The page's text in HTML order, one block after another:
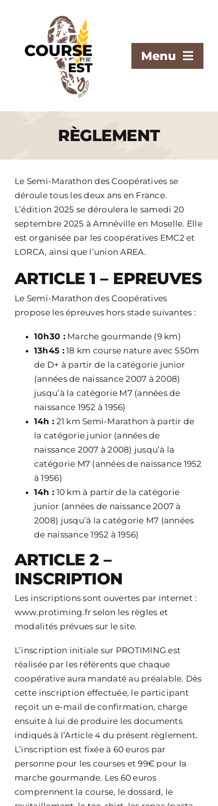
Menu
L’ÉVÈNEMENT
LES ÉPREUVES
INFOS PRATIQUES
INSCRIPTIONS
CONTACT
RÈGLEMENT
Le Semi-Marathon des Coopératives se
déroule tous les deux ans en France.
L’édition 2025 se déroulera le samedi 20
septembre 2025 à Amnéville en Moselle. Elle
est organisée par les coopératives EMC2 et
LORCA, ainsi que l’union AREA.
ARTICLE 1 – EPREUVES
Le Semi-Marathon des Coopératives
propose les épreuves hors stade suivantes :
10h30 :Marche gourmande (9 km)
13h45 :18 km course nature avec 550m
de D+ à partir de la catégorie junior
(années de naissance 2007 à 2008)
jusqu’à la catégorie M7 (années de
naissance 1952 à 1956)
14h : 21 km Semi-Marathon à partir de
la catégorie junior (années de
naissance 2007 à 2008) jusqu’à la
catégorie M7 (années de naissance 1952
à 1956)
14h : 10 km à partir de la catégorie
junior (années de naissance 2007 à
2008) jusqu’à la catégorie M7 (années
de naissance 1952 à 1956)
ARTICLE 2 –
INSCRIPTION
Les inscriptions sont ouvertes par internet :
www.protiming.fr selon les règles et
modalités prévues sur le site.
L’inscription initiale sur PROTIMING est
réalisée par les référents que chaque
coopérative aura mandaté au préalable. Dès
cette inscription effectuée, le participant
reçoit un e-mail de confirmation, charge
ensuite à lui de produire les documents
indiqués à l’Article 4 du présent règlement.
L’inscription est fixée à 60 euros par
personne pour les courses et 99€ pour la
marche gourmande. Les 60 euros
comprennent la course, le dossard, le